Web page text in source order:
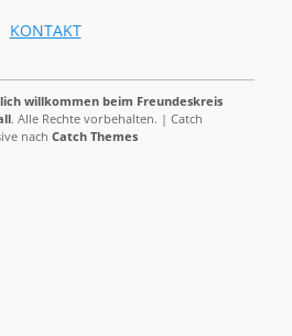
KONTAKT
willkommen beim Freundeskreis
. Alle Rechte vorbehalten. | Catch
nach Catch Themes